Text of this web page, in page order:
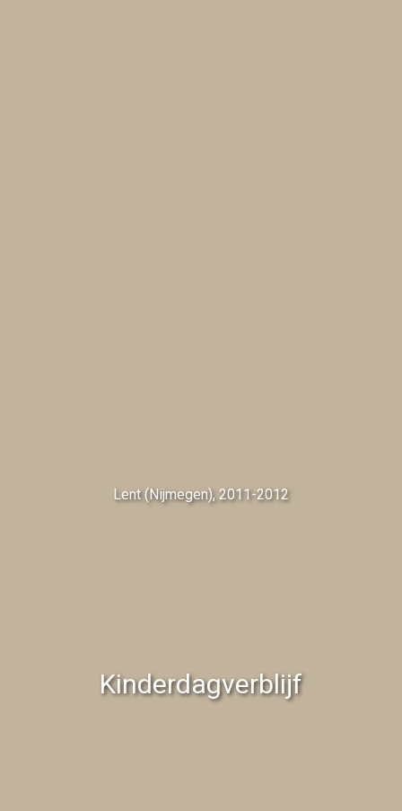
Lent (Nijmegen), 2011-2012
Kinderdagverblijf